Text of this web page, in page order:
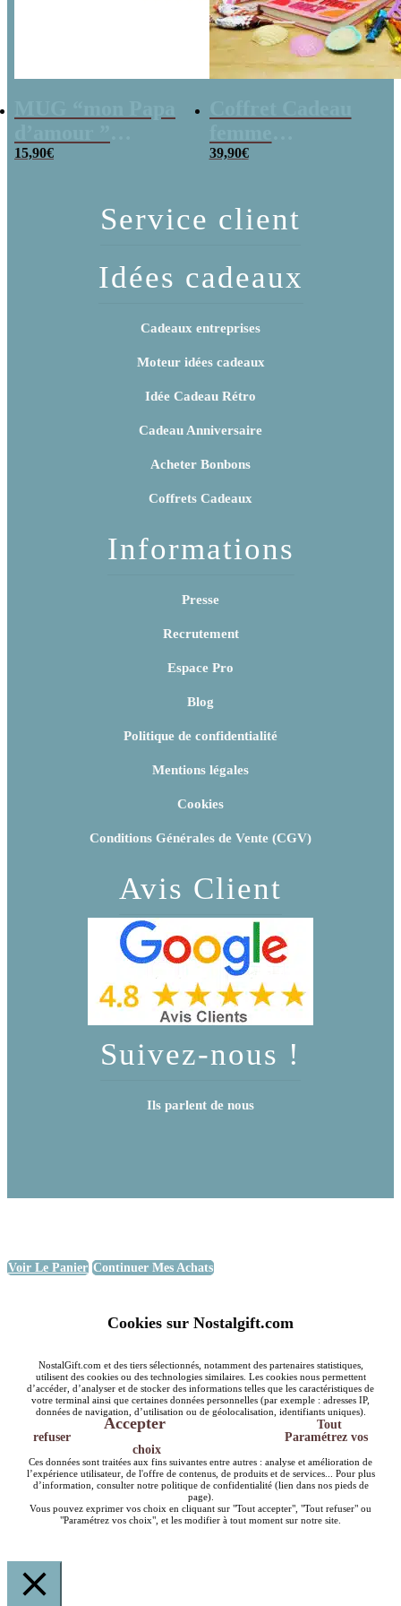
bonbons rétro 70 –
15,90€
« Génération 70 »
39,90€
Service client
Idées cadeaux
Cadeaux entreprises
Moteur idées cadeaux
Idée Cadeau Rétro
Cadeau Anniversaire
Acheter Bonbons
Coffrets Cadeaux
Informations
Presse
Recrutement
Espace Pro
Blog
Politique de confidentialité
Mentions légales
Cookies
Conditions Générales de Vente (CGV)
Avis Client
Suivez-nous !
Ils parlent de nous
Voir Le Panier Continuer Mes Achats
Cookies sur Nostalgift.com
NostalGift.com et des tiers sélectionnés, notamment des partenaires statistiques,
utilisent des cookies ou des technologies similaires. Les cookies nous permettent
d’accéder, d’analyser et de stocker des informations telles que les caractéristiques de
votre terminal ainsi que certaines données personnelles (par exemple : adresses IP,
données de navigation, d’utilisation ou de géolocalisation, identifiants uniques).
Accepter
Tout
refuser
Paramétrez vos
choix
Ces données sont traitées aux fins suivantes entre autres : analyse et amélioration de
l’expérience utilisateur, de l'offre de contenus, de produits et de services... Pour plus
d’information, consulter notre politique de confidentialité (lien dans nos pieds de
page).
Vous pouvez exprimer vos choix en cliquant sur "Tout accepter", "Tout refuser" ou
"Paramétrez vos choix", et les modifier à tout moment sur notre site.